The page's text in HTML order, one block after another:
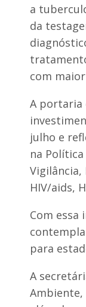
a
da
com
A portaria
julho e
na
Vigilância,
HIV/aids,
Com essa
para
A
Ambiente,